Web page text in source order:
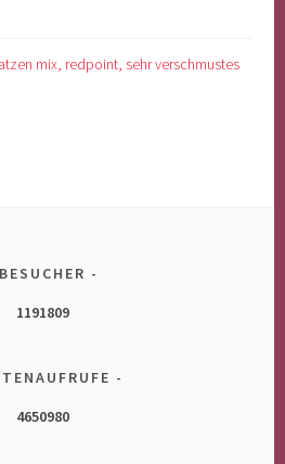
mix, redpoint, sehr verschmustes
BESUCHER
1191809
4650980